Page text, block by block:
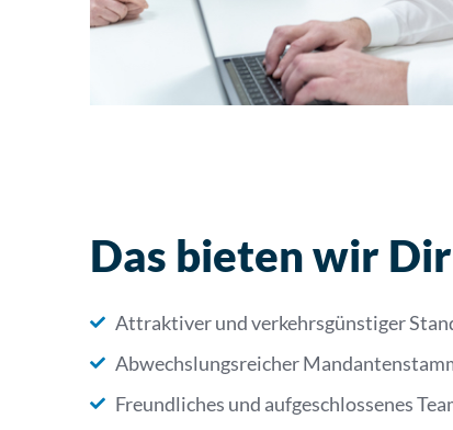
Das bieten wir Dir
Attraktiver und verkehrsgünstiger
Abwechslungsreicher
Freundliches und aufgeschlossenes